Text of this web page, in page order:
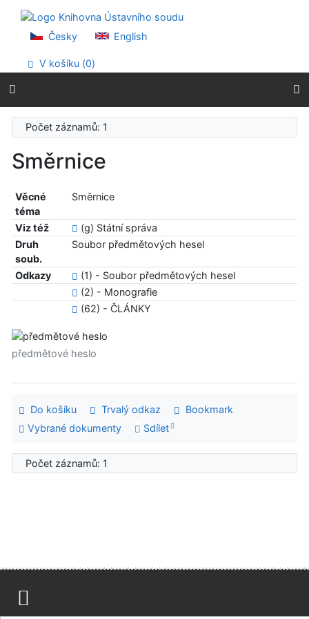
Přejít na menu
Prohlášení o webové přístupnosti
Česky English
V košíku (0)
Počet záznamů: 1
Směrnice
Věcné
téma
Směrnice
Viz též
(g) Státní správa
Druh
soub.
Soubor předmětových hesel
Odkazy
(1) - Soubor předmětových hesel
(2) - Monografie
(62) - ČLÁNKY
předmětové heslo
Do košíku Trvalý odkaz
Bookmark
Vybrané dokumenty
Sdílet
Počet záznamů: 1